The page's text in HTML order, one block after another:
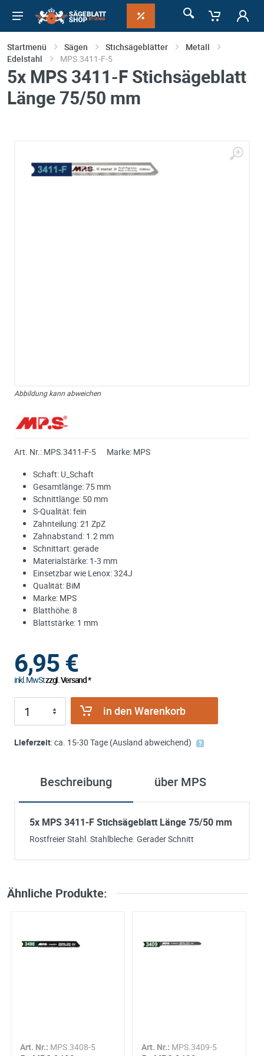
Startmenü Sägen Stichsägeblätter
Metall
Edelstahl
MPS.3411-F-5
5x MPS 3411-F Stichsägeblatt
Länge 75/50 mm
Abbildung kann abweichen
Art. Nr.: MPS.3411-F-5 Marke: MPS
Schaft: U_Schaft
Gesamtlänge: 75 mm
Schnittlänge: 50 mm
S-Qualität: fein
Zahnteilung: 21 ZpZ
Zahnabstand: 1.2 mm
Schnittart: gerade
Materialstärke: 1-3 mm
Einsetzbar wie Lenox: 324J
Qualität: BiM
Marke: MPS
Blatthöhe: 8
Blattstärke: 1 mm
6,95€
inkl. MwStzzgl. Versand *
in den Warenkorb
Lieferzeit: ca. 15-30 Tage (Ausland abweichend)
Beschreibung über MPS
5x MPS 3411-F Stichsägeblatt Länge 75/50 mm
Rostfreier Stahl. Stahlbleche. Gerader Schnitt
Bitte unterbreiten Sie mir ein Angebot:
Bitte teilen Sie uns die gewünschte Menge mit
Ähnliche Produkte:
Art. Nr.: MPS.3408-5 Art. Nr.: MPS.3409-5